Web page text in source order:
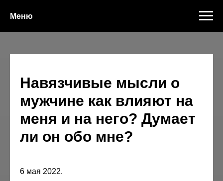
Меню
Навязчивые мысли о
мужчине как влияют на
меня и на него? Думает
ли он обо мне?
6 мая 2022.